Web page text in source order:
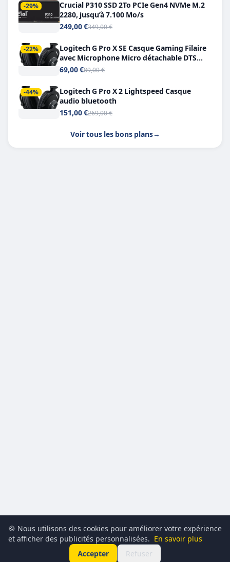
-29%
Crucial P310 SSD 2To PCIe Gen4 NVMe M.2
2280, jusqu’à 7.100 Mo/s
249,00 €349,00 €
-22%
Logitech G Pro X SE Casque Gaming Filaire
avec Microphone Micro détachable DTS
Headphone X 7.1
69,00 €89,00 €
-44%
Logitech G Pro X 2 Lightspeed Casque
audio bluetooth
151,00 €269,00 €
Voir tous les bons plans→
🍪 Nous utilisons des cookies pour améliorer votre expérience
et afficher des publicités personnalisées. En savoir plus
Accepter
Refuser